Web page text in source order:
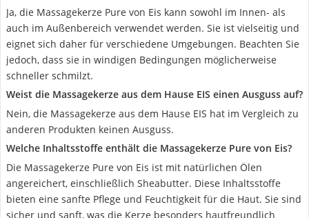
Ja, die Massagekerze Pure von Eis kann sowohl im Innen- als
auch im Außenbereich verwendet werden. Sie ist vielseitig und
eignet sich daher für verschiedene Umgebungen. Beachten Sie
jedoch, dass sie in windigen Bedingungen möglicherweise
schneller schmilzt.
Weist die Massagekerze aus dem Hause EIS einen Ausguss auf?
Nein, die Massagekerze aus dem Hause EIS hat im Vergleich zu
anderen Produkten keinen Ausguss.
Welche Inhaltsstoffe enthält die Massagekerze Pure von Eis?
Die Massagekerze Pure von Eis ist mit natürlichen Ölen
angereichert, einschließlich Sheabutter. Diese Inhaltsstoffe
bieten eine sanfte Pflege und Feuchtigkeit für die Haut. Sie sind
sicher und sanft, was die Kerze besonders hautfreundlich